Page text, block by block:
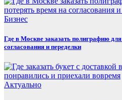
Бизнес
Где в Москве заказать полиграфию
согласования и переделки
Актуально